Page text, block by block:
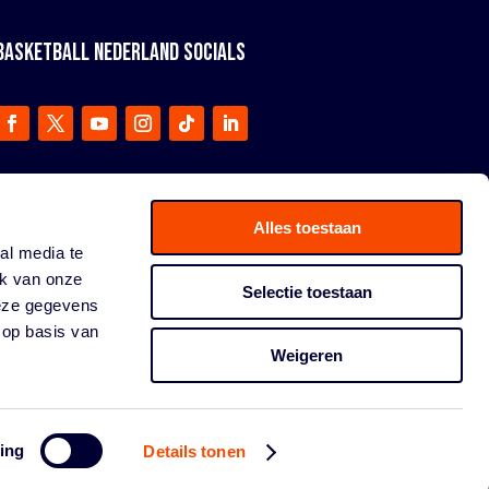
media te
van onze
gegevens
basis van
Details tonen
Alles toestaan
Selectie toestaan
Weigeren
NEDERLAND SOCIALS